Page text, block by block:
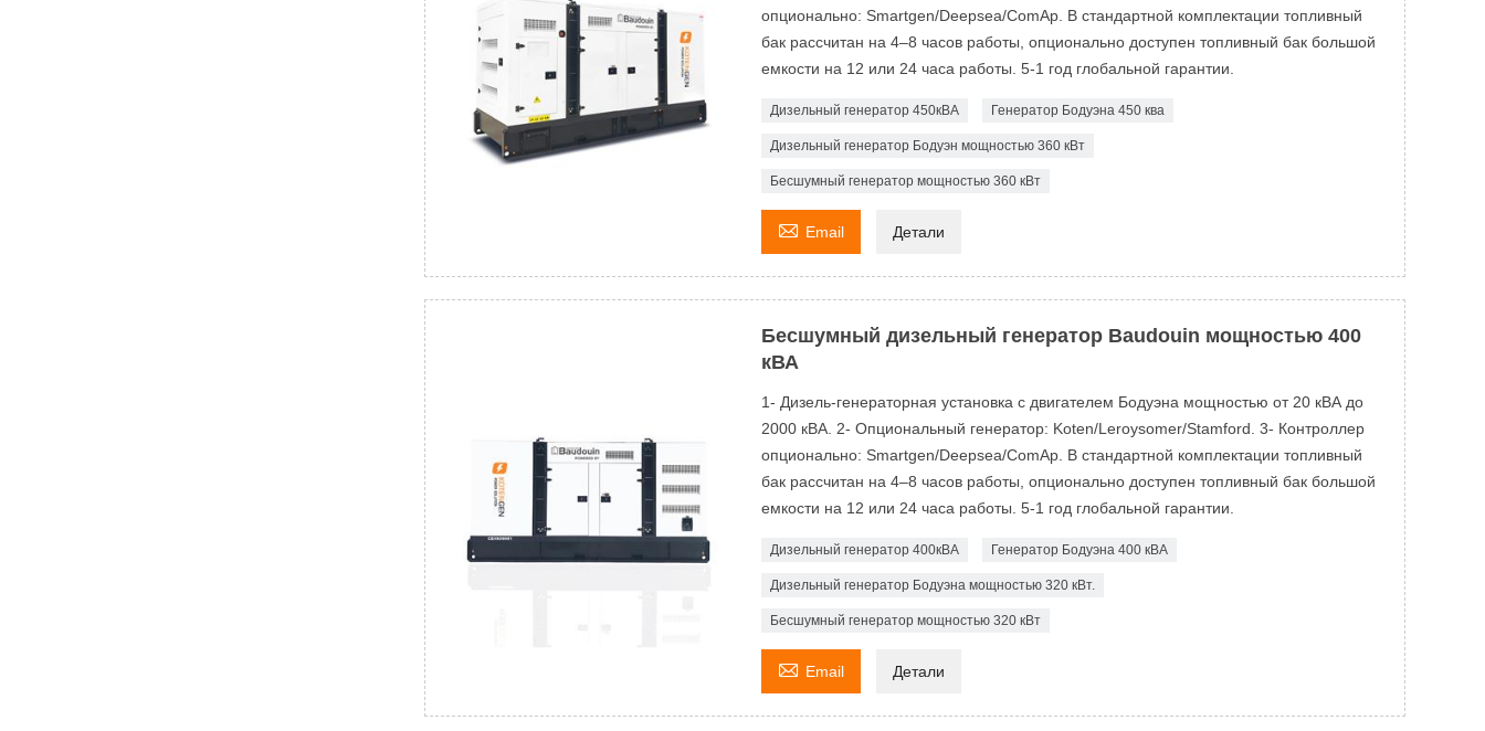
опционально: Smartgen/Deepsea/ComAp. В стандартной комплектации топливный
бак рассчитан на 4–8 часов работы, опционально доступен топливный бак большой
емкости на 12 или 24 часа работы. 5-1 год глобальной гарантии.
Дизельный генератор 450кВА Генератор Бодуэна 450 ква
Дизельный генератор Бодуэн мощностью 360 кВт
Бесшумный генератор мощностью 360 кВт
 Email Детали
Бесшумный дизельный генератор Baudouin мощностью 400
кВА
1- Дизель-генераторная установка с двигателем Бодуэна мощностью от 20 кВА до
2000 кВА. 2- Опциональный генератор: Koten/Leroysomer/Stamford. 3- Контроллер
опционально: Smartgen/Deepsea/ComAp. В стандартной комплектации топливный
бак рассчитан на 4–8 часов работы, опционально доступен топливный бак большой
емкости на 12 или 24 часа работы. 5-1 год глобальной гарантии.
Дизельный генератор 400кВА Генератор Бодуэна 400 кВА
Дизельный генератор Бодуэна мощностью 320 кВт.
Бесшумный генератор мощностью 320 кВт
 Email Детали